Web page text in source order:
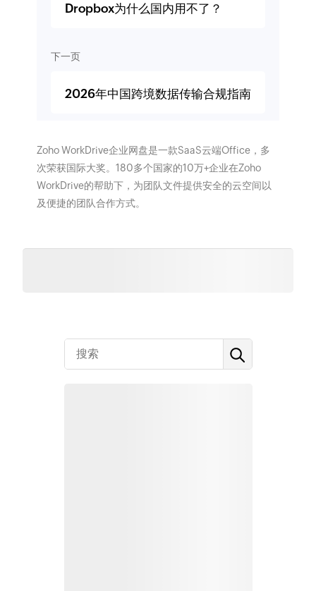
Dropbox为什么国内用不了？
下一页
2026年中国跨境数据传输合规指南
Zoho WorkDrive企业网盘是一款SaaS云端Office，多
次荣获国际大奖。180多个国家的10万+企业在Zoho
WorkDrive的帮助下，为团队文件提供安全的云空间以
及便捷的团队合作方式。